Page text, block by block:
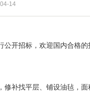
14
开招标，欢迎国内合格的
补找平层、铺设油毡，面